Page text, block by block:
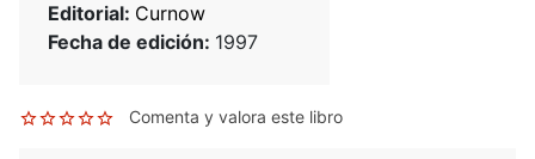
Editorial: Curnow
Fecha de edición: 1997
Comenta y valora este libro